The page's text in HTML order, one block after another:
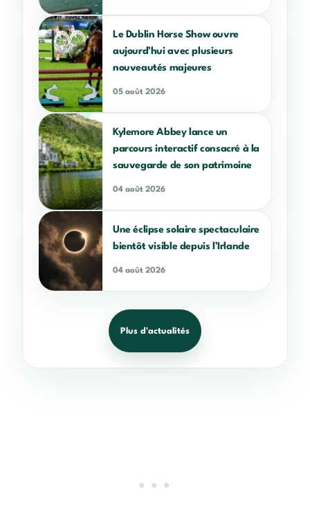
Le Dublin Horse Show ouvre
aujourd’hui avec plusieurs
nouveautés majeures
05 août 2026
Kylemore Abbey lance un
parcours interactif consacré à la
sauvegarde de son patrimoine
04 août 2026
Une éclipse solaire spectaculaire
bientôt visible depuis l’Irlande
04 août 2026
Plus d'actualités